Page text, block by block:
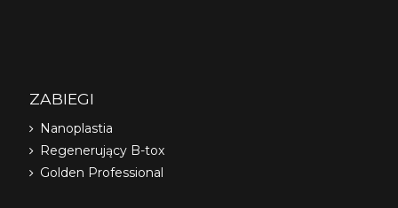
ZABIEGI
Nanoplastia
Regenerujący B-tox
Golden Professional